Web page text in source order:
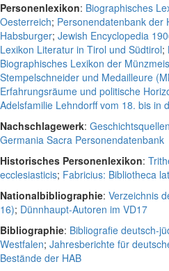
Personenlexikon: Biographisches
Oesterreich; Personendatenbank der
Habsburger; Jewish Encyclopedia
Lexikon Literatur in Tirol und Südtirol;
Biographisches Lexikon der
Stempelschneider und Medailleure
Erfahrungsräume und politische
Adelsfamilie Lehndorff vom 18. bis in
Nachschlagewerk:
Germania Sacra Personendatenbank
Historisches Personenlexikon:
ecclesiasticis; Fabricius: Bibliotheca
Nationalbibliographie: Verzeichnis
16); Dünnhaupt-Autoren im VD17
Bibliographie: Bibliografie deutsch-
Westfalen; Jahresberichte für
Bestände der HAB